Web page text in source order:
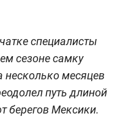
специалисты
сезоне самку
несколько месяцев
путь длиной
берегов Мексики.